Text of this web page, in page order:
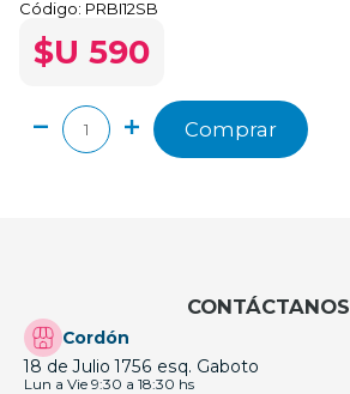
Código: PRBI12SB
$U 590
Comprar
CONTÁCTANOS
Cordón
18 de Julio 1756 esq. Gaboto
Lun a Vie 9:30 a 18:30 hs